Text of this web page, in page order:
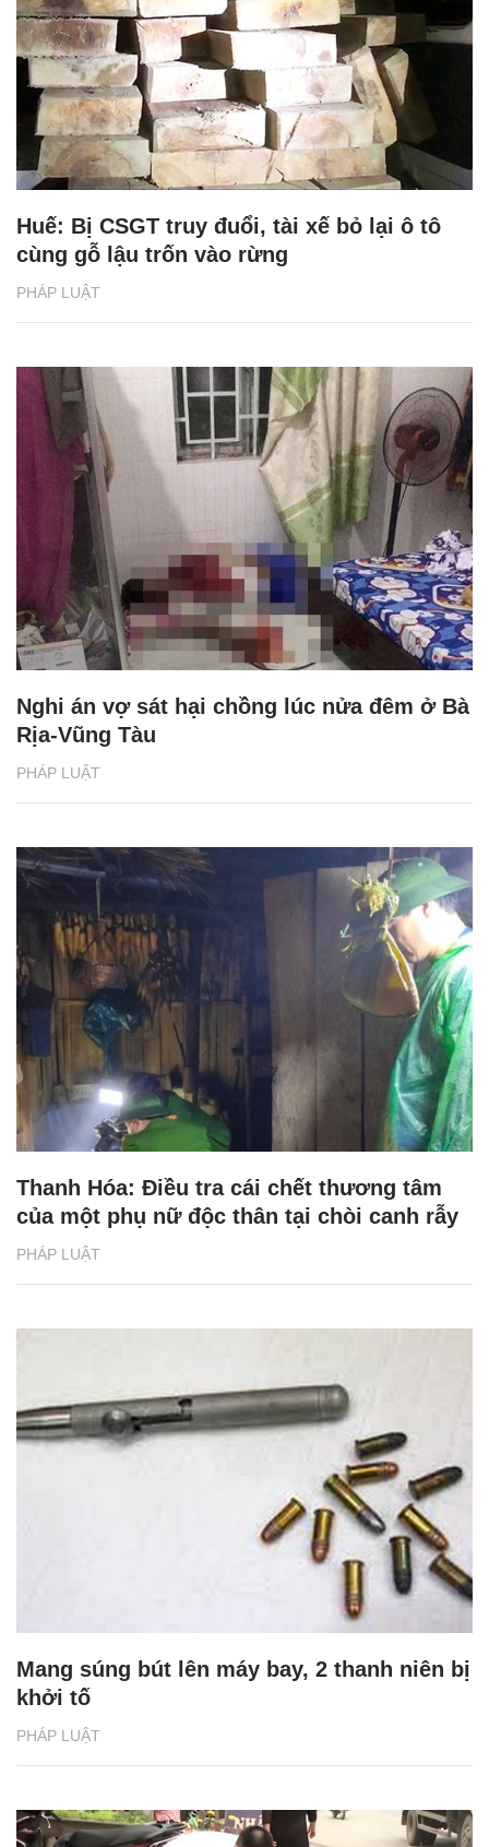
PHÁP LUẬT
Huế: Bị CSGT truy đuổi, tài xế bỏ lại ô tô
cùng gỗ lậu trốn vào rừng
PHÁP LUẬT
Nghi án vợ sát hại chồng lúc nửa đêm ở Bà
Rịa-Vũng Tàu
PHÁP LUẬT
Thanh Hóa: Điều tra cái chết thương tâm
của một phụ nữ độc thân tại chòi canh rẫy
PHÁP LUẬT
Mang súng bút lên máy bay, 2 thanh niên bị
khởi tố